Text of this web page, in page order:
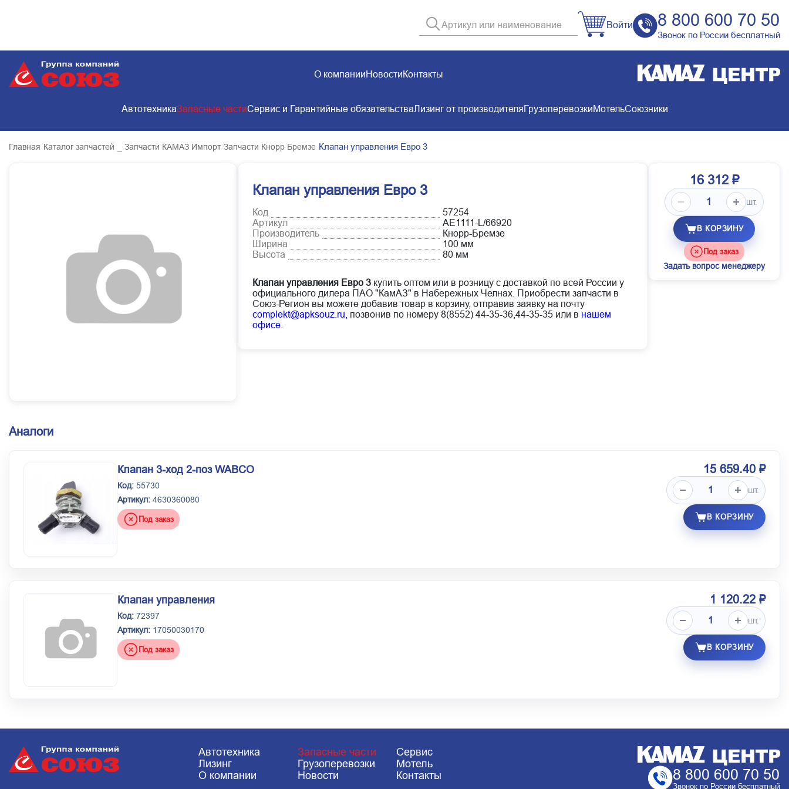
Войти 8 800 600 70 50
Звонок по России бесплатный
О компанииНовостиКонтакты
АвтотехникаЗапасные частиСервис и Гарантийные обязательстваЛизинг от производителяГрузоперевозкиМотельСоюзники
Главная Каталог запчастей _ Запчасти КАМАЗ Импорт Запчасти Кнорр Бремзе Клапан управления Евро 3
Клапан управления Евро 3
Код
57254
Артикул
AE1111-L/66920
Производитель
Кнорр-Бремзе
Ширина
100 мм
Высота
80 мм
Клапан управления Евро 3 купить оптом или в розницу с доставкой по всей России у
официального дилера ПАО "КамАЗ" в Набережных Челнах. Приобрести запчасти в
Союз-Регион вы можете добавив товар в корзину, отправив заявку на почту
complekt@apksouz.ru, позвонив по номеру 8(8552) 44-35-36,44-35-35 или в нашем
офисе
16 312 ₽
шт.
В КОРЗИНУ
Под заказ
Задать вопрос менеджеру
Аналоги
Клапан 3-ход 2-поз WABCO
Код: 55730
Артикул: 4630360080
Под заказ
15 659.40 ₽
шт.
В КОРЗИНУ
Клапан управления
Код: 72397
Артикул: 17050030170
Под заказ
1 120.22 ₽
шт.
В КОРЗИНУ
Автотехника Запасные части
Сервис
Лизинг
Грузоперевозки
Мотель
О компании
Новости Контакты 8 800 600 70 50
Звонок по России бесплатный